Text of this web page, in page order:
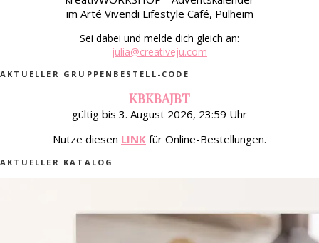
im Arté Vivendi Lifestyle Café, Pulheim
Sei dabei und melde dich gleich an:
julia@creativeju.com
AKTUELLER GRUPPENBESTELL-CODE
KBKBAJBT
gültig bis 3. August 2026, 23:59 Uhr
Nutze diesen LINK für Online-Bestellungen.
AKTUELLER KATALOG